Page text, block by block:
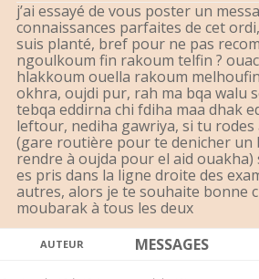
j’ai essayé de vous poster un
connaissances parfaites de cet
suis planté, bref pour ne pas
ngoulkoum fin rakoum telfin ?
hlakkoum ouella rakoum
okhra, oujdi pur, rah ma bqa walu
tebqa eddirna chi fdiha maa dhak
leftour, nediha gawriya, si tu
(gare routière pour te denicher un
rendre à oujda pour el aid ouakha)
es pris dans la ligne droite des
autres, alors je te souhaite bonne
moubarak à tous les deux
AUTEUR MESSAGES